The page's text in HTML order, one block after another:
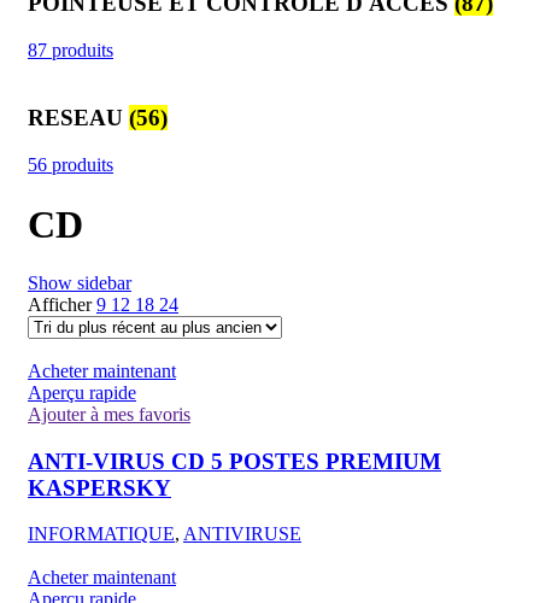
87 produits
RESEAU (56)
56 produits
CD
Show sidebar
Afficher9 12 18 24
Acheter maintenant
Aperçu rapide
Ajouter à mes favoris
ANTI-VIRUS CD 5 POSTES PREMIUM
KASPERSKY
INFORMATIQUE, ANTIVIRUSE
Acheter maintenant